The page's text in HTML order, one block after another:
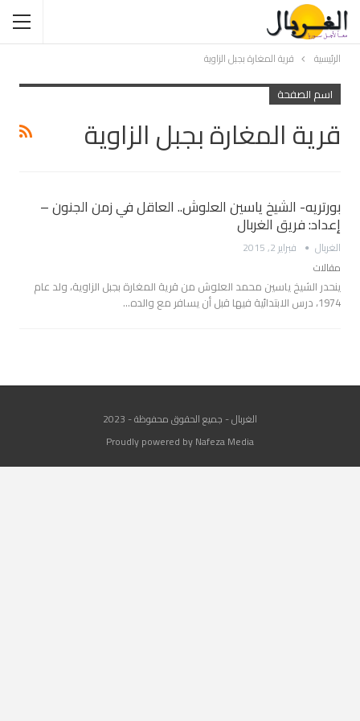
الرئيسية قرية المغارة بجبل الزاوية
اسم الصفحة
قرية المغارة بجبل الزاوية
بورتريه- الشيخ ياسين العلوش.. العاقل في زمن الجنون –
إعداد: فريق الغربال
الغربال
فبراير 2, 2015
مقالات
ينحدر الشيخ ياسين محمد العلوش من قرية المغارة بجبل الزاوية، ولد عام
1974، درس الابتدائية فيها قبل أن يسافر مع والده…
الغربال - جميع الحقوق محفوظة - 2023
Proudly powered by Nafeza Media